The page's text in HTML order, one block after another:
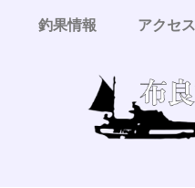
釣果情報 アクセス